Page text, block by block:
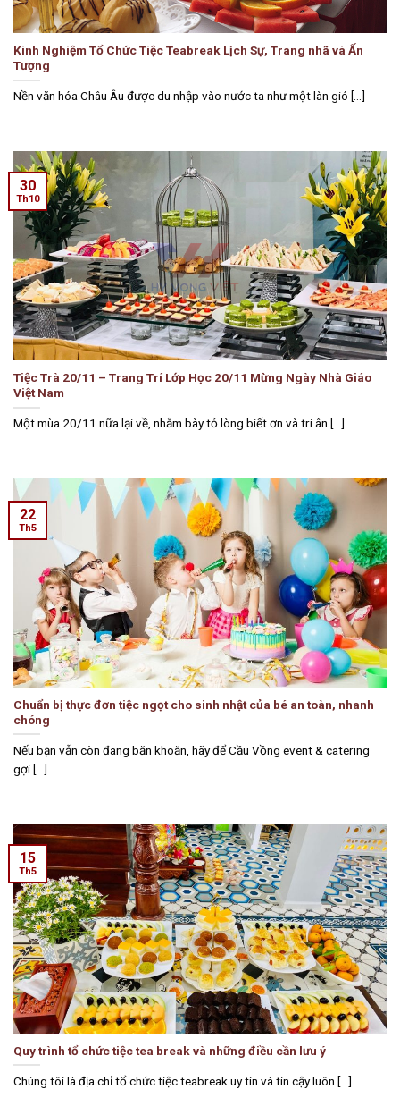
Kinh Nghiệm Tổ Chức Tiệc Teabreak Lịch Sự, Trang nhã và Ấn
Tượng
Nền văn hóa Châu Âu được du nhập vào nước ta như một làn gió [...]
Tiệc Trà 20/11 – Trang Trí Lớp Học 20/11 Mừng Ngày Nhà Giáo
Việt Nam
Một mùa 20/11 nữa lại về, nhằm bày tỏ lòng biết ơn và tri ân [...]
30
Th10
Chuẩn bị thực đơn tiệc ngọt cho sinh nhật của bé an toàn, nhanh
chóng
Nếu bạn vẫn còn đang băn khoăn, hãy để Cầu Vồng event & catering
gợi [...]
22
Th5
Quy trình tổ chức tiệc tea break và những điều cần lưu ý
Chúng tôi là địa chỉ tổ chức tiệc teabreak uy tín và tin cậy luôn [...]
15
Th5